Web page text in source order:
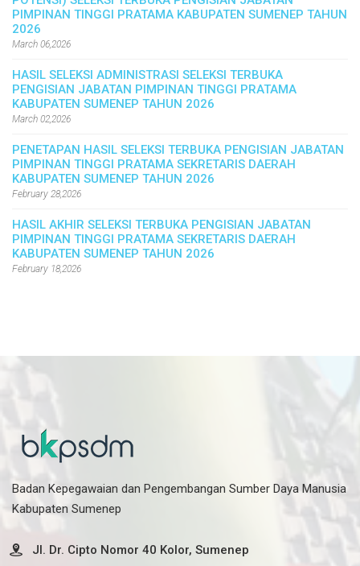
PIMPINAN TINGGI PRATAMA KABUPATEN SUMENEP TAHUN
2026
March 06,2026
HASIL SELEKSI ADMINISTRASI SELEKSI TERBUKA
PENGISIAN JABATAN PIMPINAN TINGGI PRATAMA
KABUPATEN SUMENEP TAHUN 2026
March 02,2026
PENETAPAN HASIL SELEKSI TERBUKA PENGISIAN JABATAN
PIMPINAN TINGGI PRATAMA SEKRETARIS DAERAH
KABUPATEN SUMENEP TAHUN 2026
February 28,2026
HASIL AKHIR SELEKSI TERBUKA PENGISIAN JABATAN
PIMPINAN TINGGI PRATAMA SEKRETARIS DAERAH
KABUPATEN SUMENEP TAHUN 2026
February 18,2026
Badan Kepegawaian dan Pengembangan Sumber Daya Manusia
Kabupaten Sumenep
Jl. Dr. Cipto Nomor 40 Kolor, Sumenep